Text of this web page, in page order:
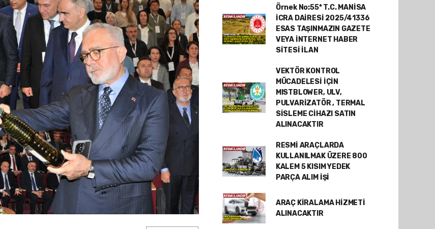
Örnek No:55* T.C. MANİSA
İCRA DAİRESİ 2025/41336
ESAS TAŞINMAZIN GAZETE
VEYA İNTERNET HABER
SİTESİ İLAN
VEKTÖR KONTROL
MÜCADELESİ İÇİN
MISTBLOWER, ULV,
PULVARİZATÖR , TERMAL
SİSLEME CİHAZI SATIN
ALINACAKTIR
RESMİ ARAÇLARDA
KULLANILMAK ÜZERE 800
KALEM 5 KISIM YEDEK
PARÇA ALIM İŞİ
ARAÇ KİRALAMA HİZMETİ
ALINACAKTIR